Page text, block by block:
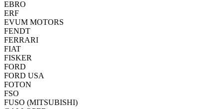
EBRO
ERF
EVUM MOTORS
FENDT
FERRARI
FIAT
FISKER
FORD
FORD USA
FOTON
FSO
FUSO (MITSUBISHI)